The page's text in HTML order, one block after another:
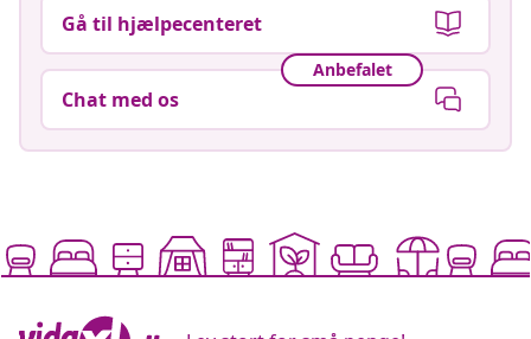
Gå til hjælpecenteret
Anbefalet
Chat med os